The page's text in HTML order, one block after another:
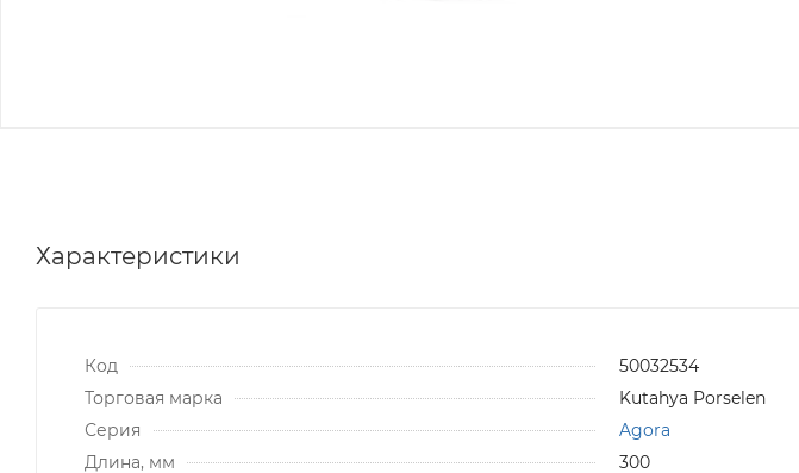
Характеристики
Код
50032534
Торговая марка
Kutahya Porselen
Серия
Agora
Длина, мм
300